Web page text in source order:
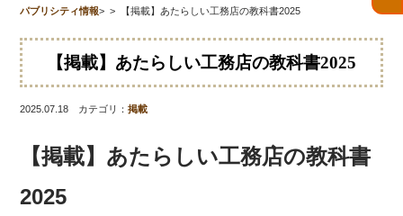
パブリシティ情報> >
【掲載】あたらしい工務店の教科書2025
【掲載】あたらしい工務店の教科書2025
2025.07.18 カテゴリ：掲載
【掲載】あたらしい工務店の教科書
2025